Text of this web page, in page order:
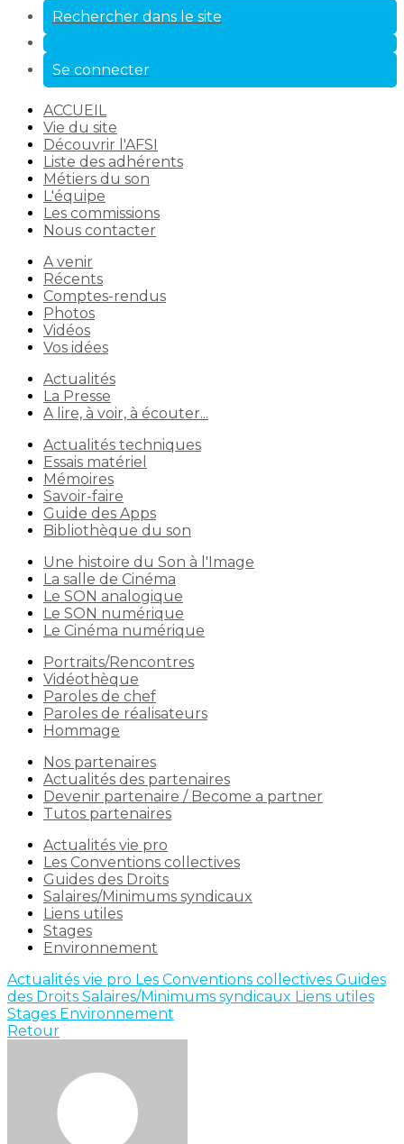
Rechercher dans le site
Se connecter
ACCUEIL
Vie du site
Découvrir l'AFSI
Liste des adhérents
Métiers du son
L'équipe
Les commissions
Nous contacter
A venir
Récents
Comptes-rendus
Photos
Vidéos
Vos idées
Actualités
La Presse
A lire, à voir, à écouter...
Actualités techniques
Essais matériel
Mémoires
Savoir-faire
Guide des Apps
Bibliothèque du son
Une histoire du Son à l'Image
La salle de Cinéma
Le SON analogique
Le SON numérique
Le Cinéma numérique
Portraits/Rencontres
Vidéothèque
Paroles de chef
Paroles de réalisateurs
Hommage
Nos partenaires
Actualités des partenaires
Devenir partenaire / Become a partner
Tutos partenaires
Actualités vie pro
Les Conventions collectives
Guides des Droits
Salaires/Minimums syndicaux
Liens utiles
Stages
Environnement
Actualités vie pro Les Conventions collectives Guides
des Droits Salaires/Minimums syndicaux Liens utiles
Stages Environnement
Retour